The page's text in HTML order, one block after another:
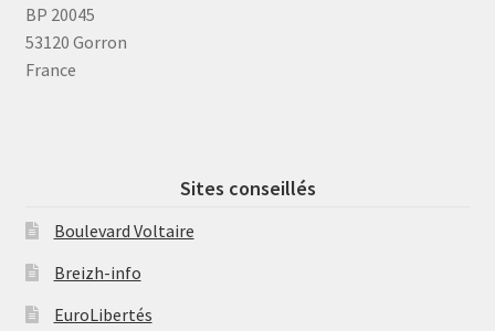
BP 20045
53120 Gorron
France
Sites conseillés
Boulevard Voltaire
Breizh-info
EuroLibertés